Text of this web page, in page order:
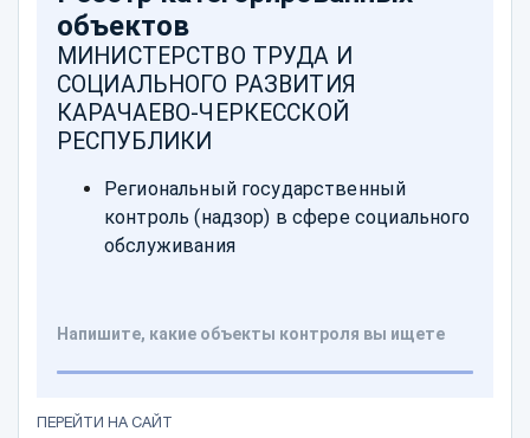
ПЕРЕЙТИ НА САЙТ